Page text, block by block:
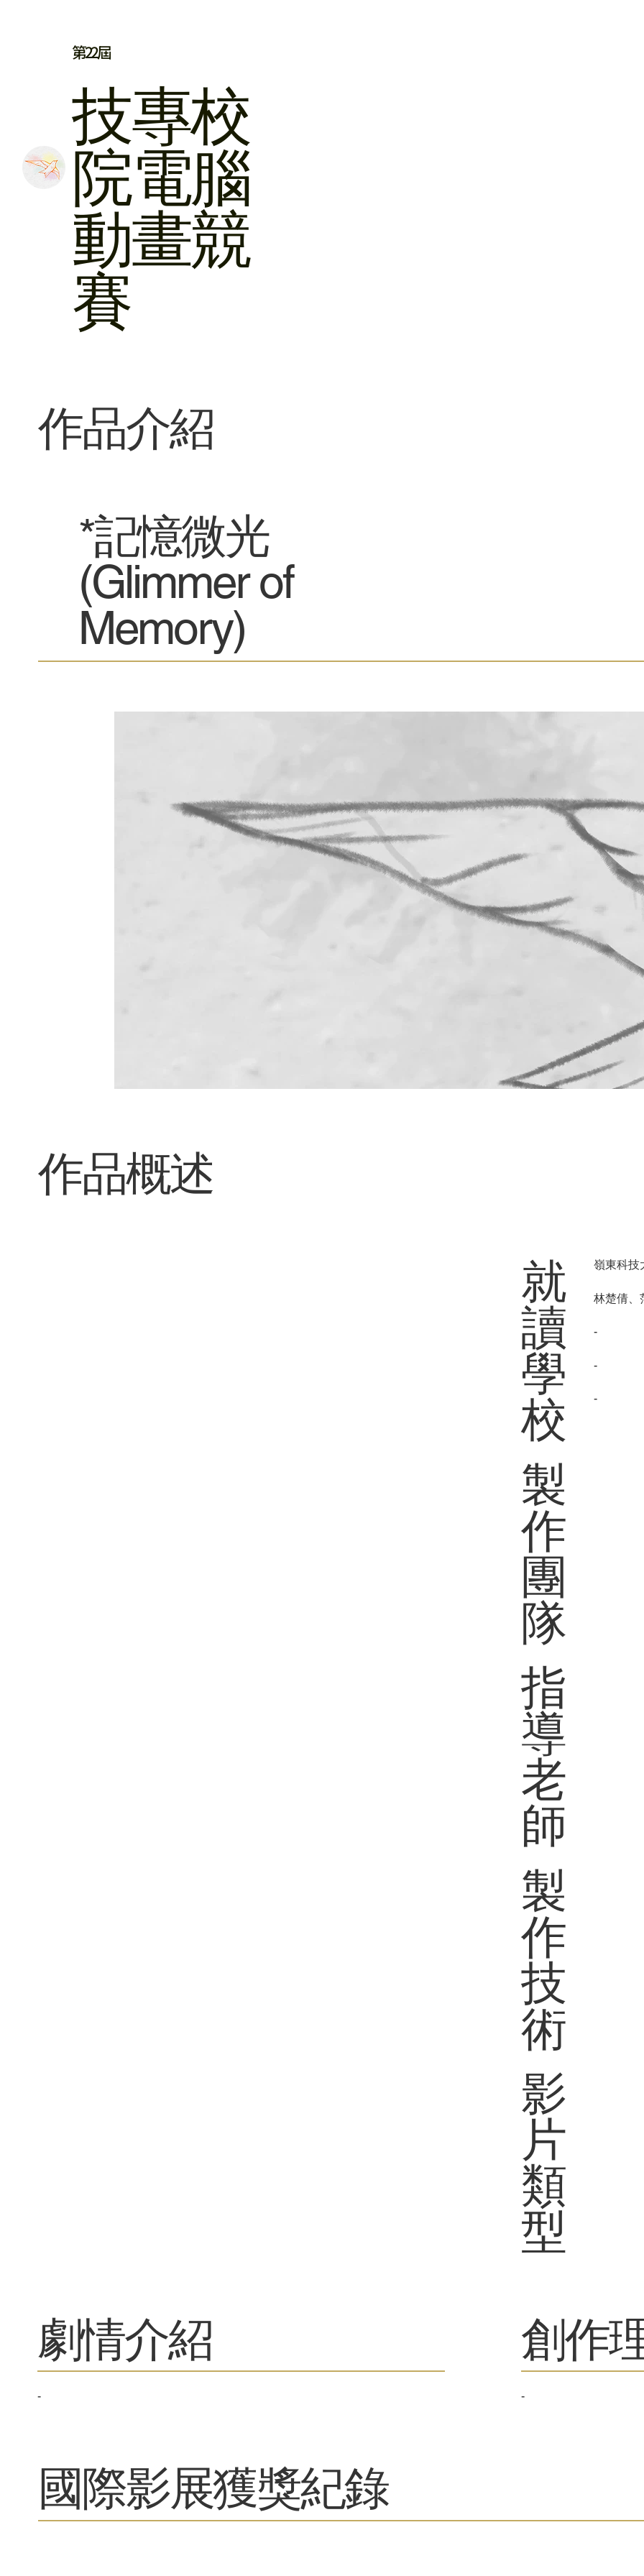
第22屆
​技專校
院電腦
動畫競
賽
​作品介紹
*記憶微光
(Glimmer of
Memory)
​作品概述
​就
讀
學
校
製
作
團
隊
指
導
老
師
製
作
技
術
影
片
類
型
嶺東科技
林楚倩、
-
-
-
劇情介紹
-
創作
-
​國際影展獲獎紀錄